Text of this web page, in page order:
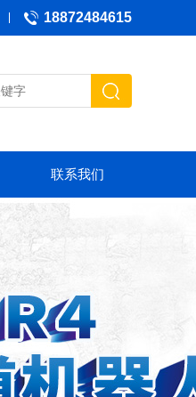
18872484615
联系我们